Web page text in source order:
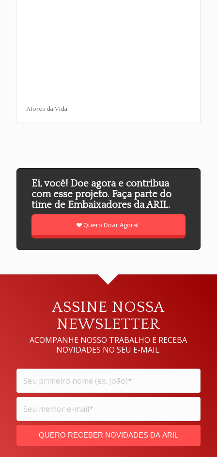
Atores da Vida
Ei, você! Doe agora e contribua
com esse projeto. Faça parte do
time de Embaixadores da ARIL.
Quero Doar Agora!
ASSINE NOSSA
NEWSLETTER
ACOMPANHE NOSSO TRABALHO E RECEBA
NOVIDADES NO SEU E-MAIL.